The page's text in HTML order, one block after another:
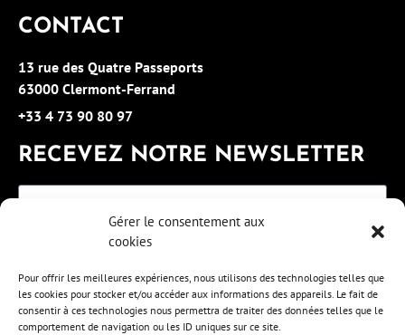
Gérer le consentement aux
cookies
Pour offrir les meilleures expériences, nous utilisons des technologies telles que
les cookies pour stocker et/ou accéder aux informations des appareils. Le fait de
consentir à ces technologies nous permettra de traiter des données telles que le
comportement de navigation ou les ID uniques sur ce site.
CONTACT
13 rue des Quatre Passeports
63000 Clermont-Ferrand
+33 4 73 90 80 97
RECEVEZ NOTRE NEWSLETTER